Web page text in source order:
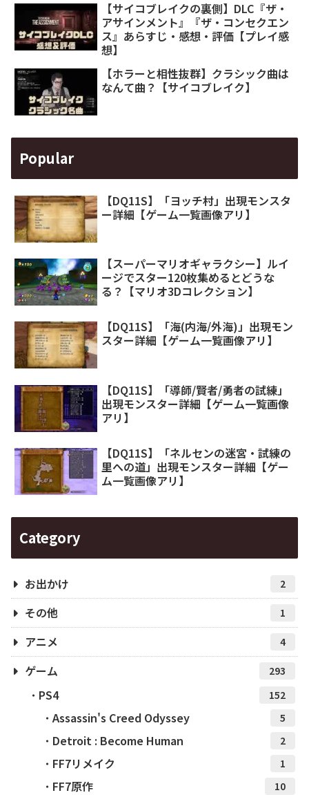
【サイコブレイクの裏側】DLC『ザ・
アサインメント』『ザ・コンセクエン
ス』あらすじ・感想・評価【プレイ感
想】
【ホラーと相性抜群】クラシック曲は
なんて曲？【サイコブレイク】
Popular
【DQ11S】「ヨッチ村」出現モンスタ
ー詳細【ゲーム一覧画像アリ】
【スーパーマリオギャラクシー】ルイ
ージでスター120枚集めるとどうな
る？【マリオ3Dコレクション】
【DQ11S】「海(内海/外海)」出現モン
スター詳細【ゲーム一覧画像アリ】
【DQ11S】「導師/賢者/勇者の試練」
出現モンスター詳細【ゲーム一覧画像
アリ】
【DQ11S】「ネルセンの迷宮・試練の
里への道」出現モンスター詳細【ゲー
ム一覧画像アリ】
Category
お出かけ 2
その他 1
アニメ 4
ゲーム 293
PS4 152
Assassin's Creed Odyssey 5
Detroit : Become Human 2
FF7リメイク 1
FF7原作 10